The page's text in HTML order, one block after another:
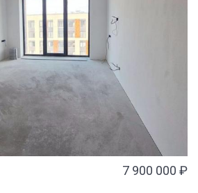
7 900 000 ₽